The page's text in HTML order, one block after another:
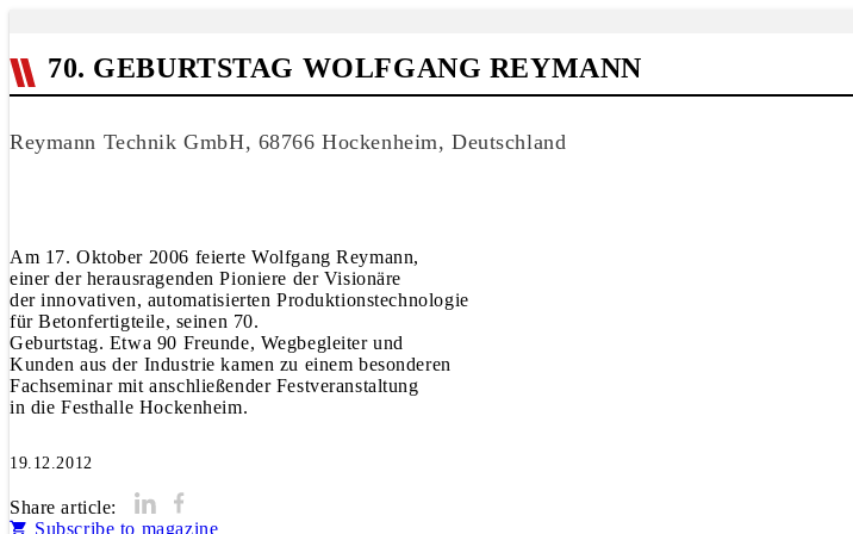
70. GEBURTSTAG WOLFGANG REYMANN
Reymann Technik GmbH, 68766 Hockenheim, Deutschland
Am 17. Oktober 2006 feierte Wolfgang Reymann,
einer der herausragenden Pioniere der Visionäre
der innovativen, automatisierten Produktionstechnologie
für Betonfertigteile, seinen 70.
Geburtstag. Etwa 90 Freunde, Wegbegleiter und
Kunden aus der Industrie kamen zu einem besonderen
Fachseminar mit anschließender Festveranstaltung
in die Festhalle Hockenheim.
19.12.2012
Share article:
Subscribe to magazine